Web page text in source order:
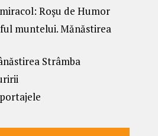
Roșu de Humor
muntelui. Mănăstirea
Strâmba